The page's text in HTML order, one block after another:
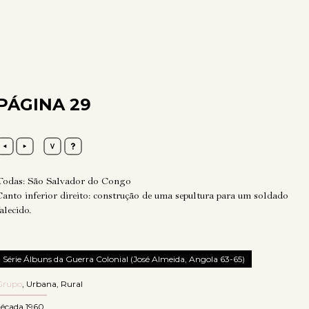
29
São Salvador do Congo
inferior direito: construção de uma sepultura para um soldado
Série Álbuns da Guerra Colonial (José Almeida, Angola 63-65)
, Urbana, Rural
1960